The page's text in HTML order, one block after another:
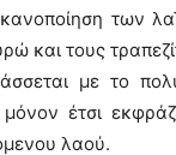
των
και τους
με το
μόνον έτσι
λαού.